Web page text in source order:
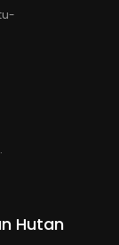
Hutan